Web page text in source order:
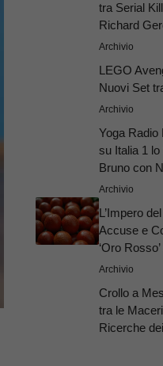
tra Serial
Richard
Archivio
LEGO
Nuovi Set
Archivio
Yoga Radio
su Italia 1
Bruno con
Archivio
L’Impero
Accuse e
‘Oro
Archivio
Crollo a
tra le
Ricerche